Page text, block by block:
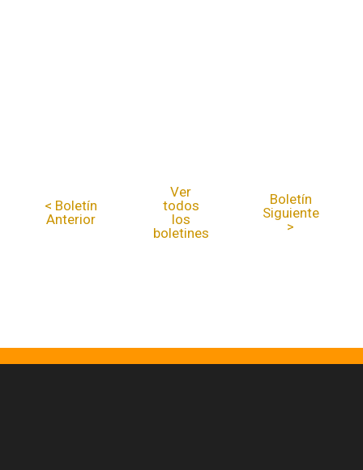
< Boletín
Anterior
Ver
todos
los
boletines
Boletín
Siguiente
>